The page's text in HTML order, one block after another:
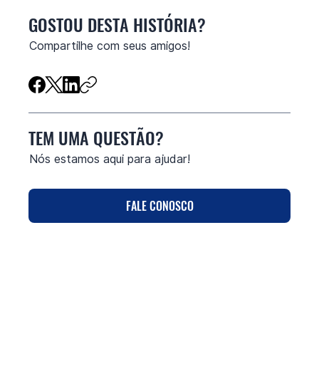
GOSTOU DESTA HISTÓRIA?
Compartilhe com seus amigos!
TEM UMA QUESTÃO?
Nós estamos aqui para ajudar!
FALE CONOSCO